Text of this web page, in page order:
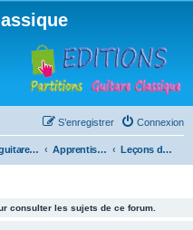
Connexion
S’enregistrer
La guitare : instrument, cours et théorie Apprentissage et enseignement de la guitare Leçons de guitare
consulter les sujets de ce forum.